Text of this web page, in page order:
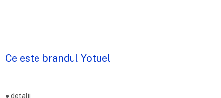
Ce este brandul Yotuel
● detalii